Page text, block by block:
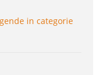
in categorie